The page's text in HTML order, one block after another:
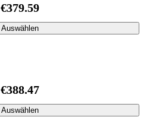
€379.59
Auswählen
€388.47
Auswählen